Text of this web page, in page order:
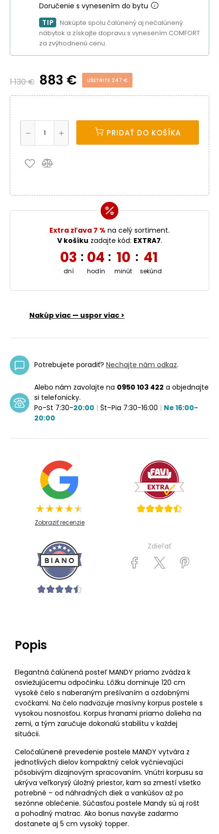
Doručenie s vynesením do bytu
TIP
Nakúpte spolu čalúnený aj nečalúnený
nábytok a získajte dopravu s vynesením COMFORT
za zvýhodnenú cenu.
1 130 € 883 € UŠETRITE 247 €
PRIDAŤ DO KOŠÍKA
Extra zľava 7 % na celý sortiment.
V košíku zadajte kód: EXTRA7.
03
dní
: 04
hodín
: 10
minút
: 40
sekúnd
Nakúp viac — uspor viac >
Potrebujete poradiť? Nechajte nám odkaz.
Alebo nám zavolajte na 0950 103 422 a objednajte
si telefonicky.
Po-St 7:30-20:00 | Št–Pia 7:30-16:00 | Ne 16:00-
20:00
Zobraziť recenzie
Zdieľať
Popis
Elegantná čalúnená posteľ MANDY priamo zvádza k
osviežujúcemu odpočinku. Lôžku dominuje 120 cm
vysoké čelo s naberaným prešívaním a ozdobnými
cvočkami. Na čelo nadväzuje masívny korpus postele s
vysokou nosnosťou. Korpus hranami priamo dolieha na
zemi, a tým zaručuje dokonalú stabilitu v každej
situácii.
Celočalúnené prevedenie postele MANDY vytvára z
jednotlivých dielov kompaktný celok vyčnievajúci
pôsobivým dizajnovým spracovaním. Vnútri korpusu sa
ukrýva veľkorysý úložný priestor, kam sa zmestí všetko
potrebné – od náhradných diek a vankúšov až po
sezónne oblečenie. Súčasťou postele Mandy sú aj rošt
a pohodlný matrac. Ako bonus navyše zadarmo
dostanete aj 5 cm vysoký topper.